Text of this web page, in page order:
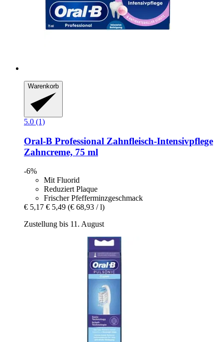
Warenkorb
5.0 (1)
Oral-B Professional Zahnfleisch-​Intensivpflege
Zahncreme, 75 ml
-6%
Mit Fluorid
Reduziert Plaque
Frischer Pfefferminzgeschmack
€ 5,17 € 5,49 (€ 68,93 / l)
Zustellung bis 11. August